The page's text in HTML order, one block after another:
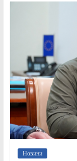
Новини